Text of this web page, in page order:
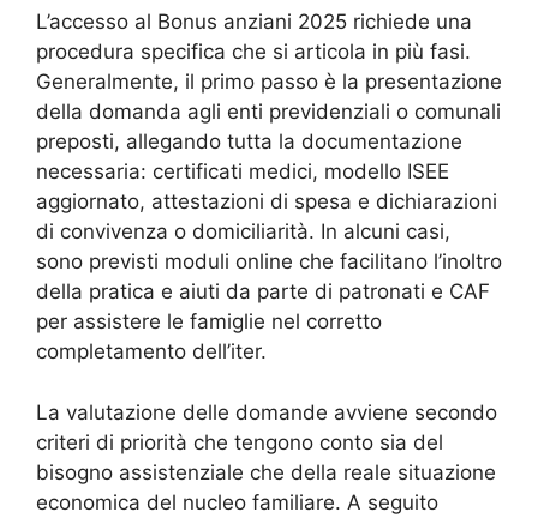
L’accesso al Bonus anziani 2025 richiede una
procedura specifica che si articola in più fasi.
Generalmente, il primo passo è la presentazione
della domanda agli enti previdenziali o comunali
preposti, allegando tutta la documentazione
necessaria: certificati medici, modello ISEE
aggiornato, attestazioni di spesa e dichiarazioni
di convivenza o domiciliarità. In alcuni casi,
sono previsti moduli online che facilitano l’inoltro
della pratica e aiuti da parte di patronati e CAF
per assistere le famiglie nel corretto
completamento dell’iter.
La valutazione delle domande avviene secondo
criteri di priorità che tengono conto sia del
bisogno assistenziale che della reale situazione
economica del nucleo familiare. A seguito